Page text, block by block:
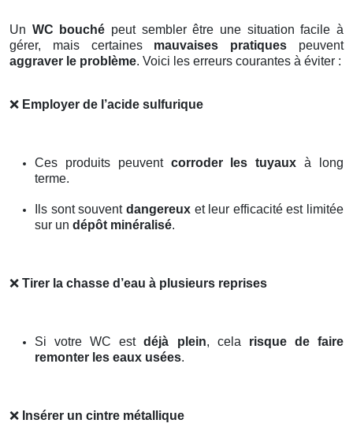
Un WC bouché peut sembler être une situation facile à
gérer, mais certaines mauvaises pratiques peuvent
aggraver le problème. Voici les erreurs courantes à éviter :
❌ Employer de l’acide sulfurique
Ces produits peuvent corroder les tuyaux à long
terme.
Ils sont souvent dangereuxet leur efficacité est limitée
sur un dépôt minéralisé.
❌ Tirer la chasse d’eau à plusieurs reprises
Si votre WC estdéjà plein, cela risque de faire
remonter les eaux usées.
❌ Insérer un cintre métallique